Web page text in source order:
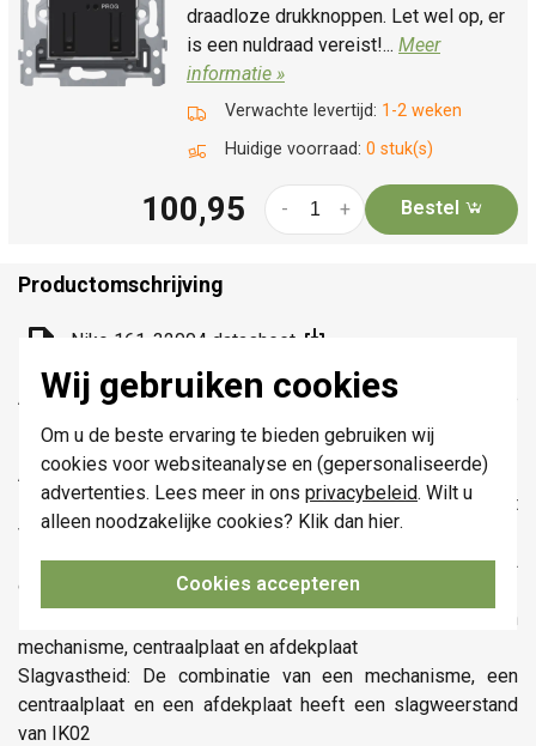
Wij gebruiken cookies
Om u de beste ervaring te bieden gebruiken wij
cookies voor websiteanalyse en (gepersonaliseerde)
advertenties. Lees meer in ons privacybeleid. Wilt u
alleen noodzakelijke cookies? Klik dan hier.
Cookies accepteren
draadloze drukknoppen. Let wel op, er
is een nuldraad vereist!... Meer
informatie »
Verwachte levertijd: 1-2 weken
Huidige voorraad: 0 stuk(s)
100,95 +
- Bestel
Productomschrijving
Niko 161-32004 datasheet
Afwerkingsset met lens voor dubbele elektronische
schakelaar of drukknop, black coated.
Aantal bedieningsknoppen: 2 bedieningsknoppen
Materiaal centraalplaat: De centraalplaat is vervaardigd uit
vormvaste polycarbonaat + asa en gelakt.
Kleur: black coated (bij benadering NCS S 9000 N, RAL
9004)
Beschermingsgraad: IP41 voor de samenstelling van een
mechanisme, centraalplaat en afdekplaat
Slagvastheid: De combinatie van een mechanisme, een
centraalplaat en een afdekplaat heeft een slagweerstand
van IK02